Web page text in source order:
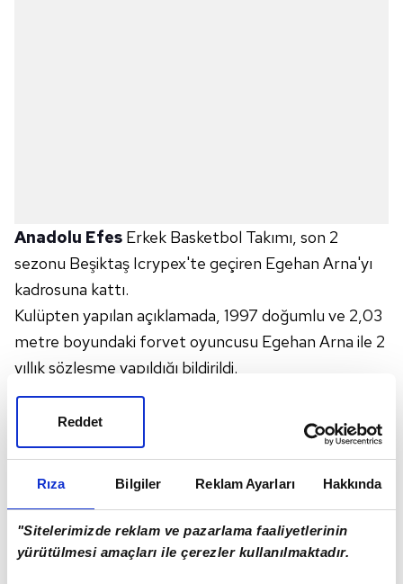
Rıza Bilgiler Reklam Ayarları Hakkında
"Sitelerimizde reklam ve pazarlama faaliyetlerinin
yürütülmesi amaçları ile çerezler kullanılmaktadır.
Reddet
Anadolu Efes Erkek Basketbol Takımı, son 2
sezonu Beşiktaş Icrypex'te geçiren Egehan Arna'yı
kadrosuna kattı.
Kulüpten yapılan açıklamada, 1997 doğumlu ve 2,03
metre boyundaki forvet oyuncusu Egehan Arna ile 2
yıllık sözleşme yapıldığı bildirildi.
Fenerbahçe Beko
2015 yılında A takıma yükseldi ve 2020 yılına kadar
burada forma giydi. Egehan, son 2 sezonda ise
Egehan, Fenerbahçe Beko kariyerinde 2015-16,
2016-2017 ve 2017-2018 sezonlarındaTürkiye ligi
şampiyonluğu, 2016, 2019 ve 2020'de iseTürkiye